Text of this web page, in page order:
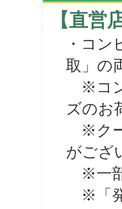
【直営
・コン
取」の
※コン
ズのお
※クー
がござ
※一部
※「発